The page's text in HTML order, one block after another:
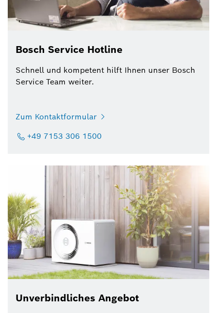
Bosch Service Hotline
Schnell und kompetent hilft Ihnen unser Bosch
Service Team weiter.
Zum Kontaktformular
+49 7153 306 1500
Unverbindliches Angebot